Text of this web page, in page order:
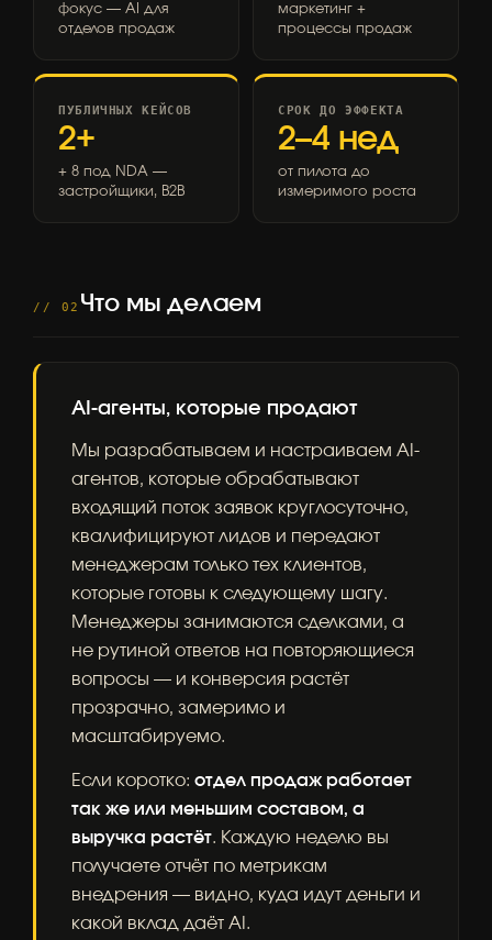
фокус — AI для
отделов продаж
маркетинг +
процессы продаж
ПУБЛИЧНЫХ КЕЙСОВ
2+
+ 8 под NDA —
застройщики, B2B
СРОК ДО ЭФФЕКТА
2–4 нед
от пилота до
измеримого роста
// 02 Что мы делаем
AI-агенты, которые продают
Мы разрабатываем и настраиваем AI-
агентов, которые обрабатывают
входящий поток заявок круглосуточно,
квалифицируют лидов и передают
менеджерам только тех клиентов,
которые готовы к следующему шагу.
Менеджеры занимаются сделками, а
не рутиной ответов на повторяющиеся
вопросы — и конверсия растёт
прозрачно, замеримо и
масштабируемо.
Если коротко: отдел продаж работает
так же или меньшим составом, а
выручка растёт. Каждую неделю вы
получаете отчёт по метрикам
внедрения — видно, куда идут деньги и
какой вклад даёт AI.